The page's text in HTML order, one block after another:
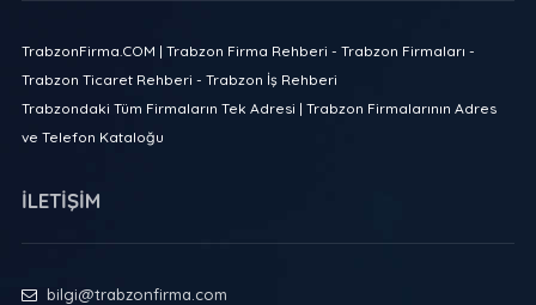
TrabzonFirma.COM | Trabzon Firma Rehberi - Trabzon Firmaları -
Trabzon Ticaret Rehberi - Trabzon İş Rehberi
Trabzondaki Tüm Firmaların Tek Adresi | Trabzon Firmalarının Adres
ve Telefon Kataloğu
İLETİŞİM
bilgi@trabzonfirma.com